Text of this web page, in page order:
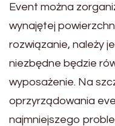
Event można
wynajętej
rozwiązanie, należy
niezbędne będzie
wyposażenie. Na
oprzyrządowania
najmniejszego